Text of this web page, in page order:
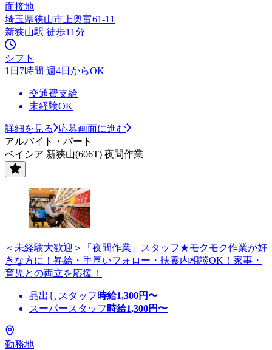
面接地
埼玉県狭山市上奥富61-11
新狭山駅 徒歩11分
シフト
1日7時間 週4日からOK
交通費支給
未経験OK
詳細を見る
応募画面に進む
アルバイト・パート
ベイシア 新狭山(606T) 夜間作業
＜未経験大歓迎＞「夜間作業」スタッフ★モクモク作業が好
きな方に！昇給・手厚いフォロー・扶養内相談OK！家事・
育児との両立を応援！
品出しスタッフ 時給1,300円〜
スーパースタッフ 時給1,300円〜
勤務地